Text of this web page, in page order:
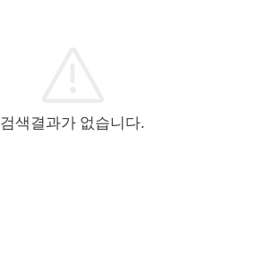
검색결과가 없습니다.